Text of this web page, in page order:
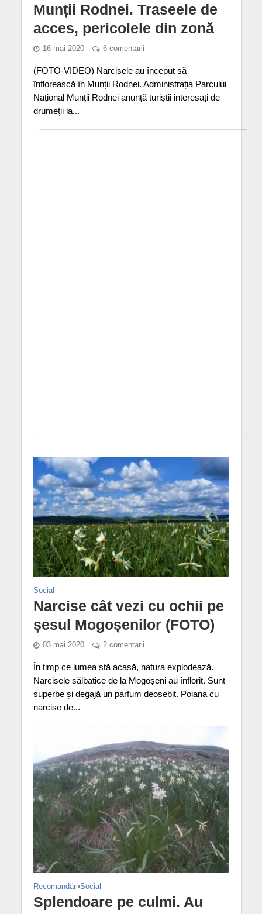
Munții Rodnei. Traseele de
acces, pericolele din zonă
16 mai 2020 6 comentarii
(FOTO-VIDEO) Narcisele au început să
înflorească în Munții Rodnei. Administrația Parcului
Național Munții Rodnei anunță turiștii interesați de
drumeții la...
Social
Narcise cât vezi cu ochii pe
șesul Mogoșenilor (FOTO)
03 mai 2020 2 comentarii
În timp ce lumea stă acasă, natura explodează.
Narcisele sălbatice de la Mogoșeni au înflorit. Sunt
superbe și degajă un parfum deosebit. Poiana cu
narcise de...
Recomandări•Social
Splendoare pe culmi. Au